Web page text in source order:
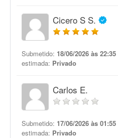
Cicero S S.
Submetido: 18/06/2026 às 22:35
estimada: Privado
Carlos E.
Submetido: 17/06/2026 às 01:55
estimada: Privado